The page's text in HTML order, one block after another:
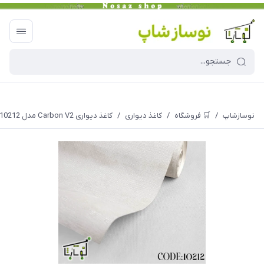
نوسازشاپ / 🛒 فروشگاه / کاغذ دیواری / کاغذ دیواری Carbon V2 مدل 10212